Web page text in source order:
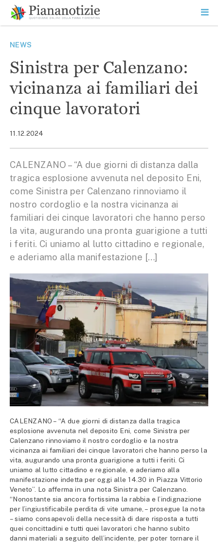
contenuto
SEARCH
NEWS
Sinistra per Calenzano:
vicinanza ai familiari dei
cinque lavoratori
11.12.2024
CALENZANO – “A due giorni di distanza dalla
tragica esplosione avvenuta nel deposito Eni,
come Sinistra per Calenzano rinnoviamo il
nostro cordoglio e la nostra vicinanza ai
familiari dei cinque lavoratori che hanno perso
la vita, augurando una pronta guarigione a tutti
i feriti. Ci uniamo al lutto cittadino e regionale,
e aderiamo alla manifestazione […]
CALENZANO – “A due giorni di distanza dalla tragica
esplosione avvenuta nel deposito Eni, come Sinistra per
Calenzano rinnoviamo il nostro cordoglio e la nostra
vicinanza ai familiari dei cinque lavoratori che hanno perso la
vita, augurando una pronta guarigione a tutti i feriti. Ci
uniamo al lutto cittadino e regionale, e aderiamo alla
manifestazione indetta per oggi alle 14.30 in Piazza Vittorio
Veneto”. Lo afferma in una nota Sinistra per Calenzano.
“Nonostante sia ancora fortissima la rabbia e l’indignazione
per l’ingiustificabile perdita di vite umane, – prosegue la nota
– siamo consapevoli della necessità di dare risposta a tutti
quei concittadini e tutti quei lavoratori che hanno subìto
danni materiali a seguito dell’incidente, per poter tornare il